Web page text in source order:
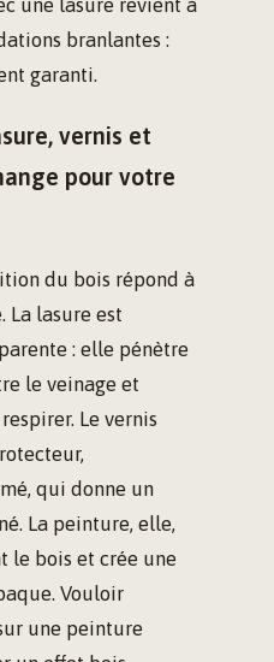
branlantes :
garanti.
vernis et
pour votre
du bois répond à
La lasure est
: elle pénètre
le veinage et
Le vernis
qui donne un
La peinture, elle,
le bois et crée une
Vouloir
une peinture